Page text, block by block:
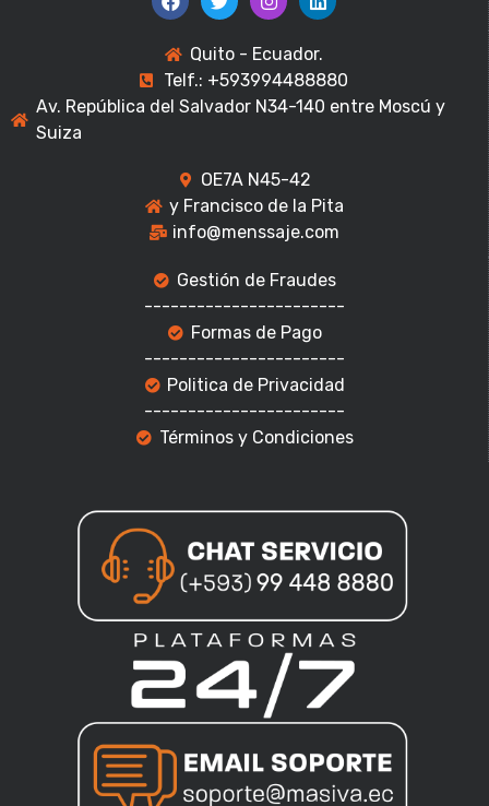
Quito - Ecuador.
Telf.: +593994488880
Av. República del Salvador N34-140 entre Moscú y
Suiza
OE7A N45-42
y Francisco de la Pita
info@menssaje.com
Gestión de Fraudes
-----------------------
Formas de Pago
-----------------------
Politica de Privacidad
-----------------------
Términos y Condiciones